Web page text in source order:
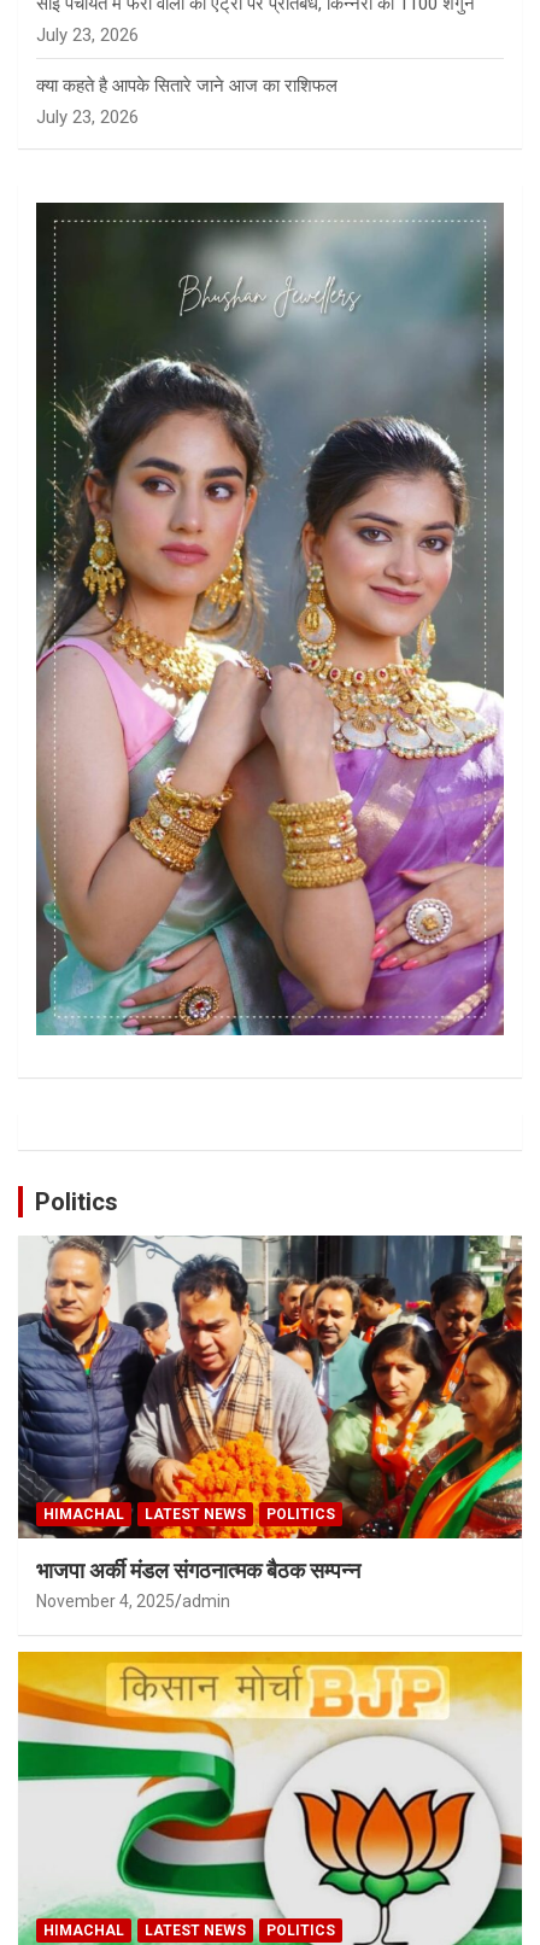
July 23, 2026
क्या कहते है आपके सितारे जाने आज का राशिफल
July 23, 2026
Politics
HIMACHAL LATEST NEWS POLITICS
भाजपा अर्की मंडल संगठनात्मक बैठक सम्पन्न
November 4, 2025 admin
HIMACHAL LATEST NEWS POLITICS